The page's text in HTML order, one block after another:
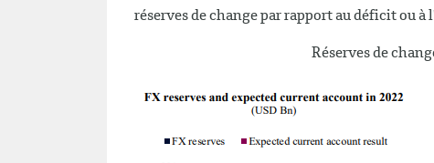
réserves de change par rapport au déficit ou
Réserves de